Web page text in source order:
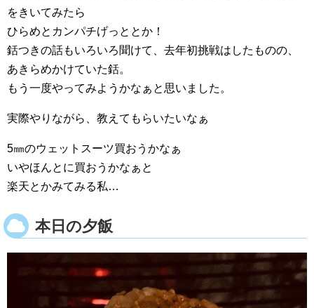
をきいてみたら
ひらめとカンパチげっととか！
銛つきの話もいろいろ聞けて、去年初挑戦はしたものの、
あきらめかけていた銛。
もう一度やってみようかなぁと思いました。
実際やりながら、教えてもらいたいなぁ
5㎜のウェットスーツ買おうかなぁ
いやほんとに買おうかなぁと
楽天とかみてみる私…
本日の夕飯